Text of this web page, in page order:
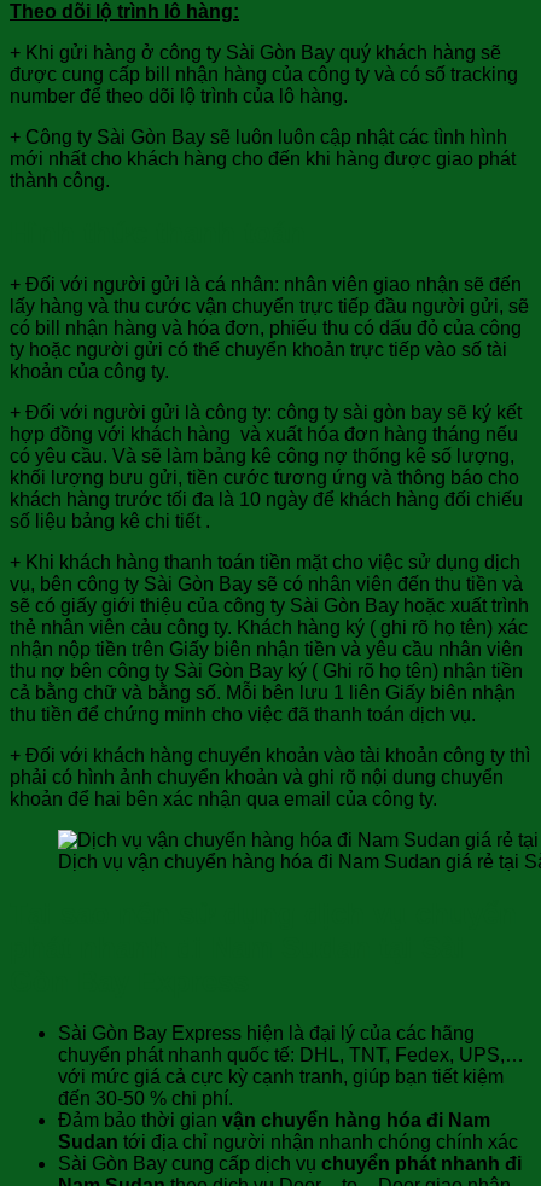
Theo dõi lộ trình lô hàng:
+ Khi gửi hàng ở công ty Sài Gòn Bay quý khách hàng sẽ
được cung cấp bill nhận hàng của công ty và có số tracking
number để theo dõi lộ trình của lô hàng.
+ Công ty Sài Gòn Bay sẽ luôn luôn cập nhật các tình hình
mới nhất cho khách hàng cho đến khi hàng được giao phát
thành công.
+ Đối với người gửi là cá nhân: nhân viên giao nhận sẽ đến
lấy hàng và thu cước vận chuyển trực tiếp đầu người gửi, sẽ
có bill nhận hàng và hóa đơn, phiếu thu có dấu đỏ của công
ty hoặc người gửi có thể chuyển khoản trực tiếp vào số tài
khoản của công ty.
+ Đối với người gửi là công ty: công ty sài gòn bay sẽ ký kết
hợp đồng với khách hàng và xuất hóa đơn hàng tháng nếu
có yêu cầu. Và sẽ làm bảng kê công nợ thống kê số lượng,
khối lượng bưu gửi, tiền cước tương ứng và thông báo cho
khách hàng trước tối đa là 10 ngày để khách hàng đối chiếu
số liệu bảng kê chi tiết .
+ Khi khách hàng thanh toán tiền mặt cho việc sử dụng dịch
vụ, bên công ty Sài Gòn Bay sẽ có nhân viên đến thu tiền và
sẽ có giấy giới thiệu của công ty Sài Gòn Bay hoặc xuất trình
thẻ nhân viên cảu công ty. Khách hàng ký ( ghi rõ họ tên) xác
nhận nộp tiền trên Giấy biên nhận tiền và yêu cầu nhân viên
thu nợ bên công ty Sài Gòn Bay ký ( Ghi rõ họ tên) nhận tiền
cả bằng chữ và bằng số. Mỗi bên lưu 1 liên Giấy biên nhận
thu tiền để chứng minh cho việc đã thanh toán dịch vụ.
+ Đối với khách hàng chuyển khoản vào tài khoản công ty thì
phải có hình ảnh chuyển khoản và ghi rõ nội dung chuyển
khoản để hai bên xác nhận qua email của công ty.
Dịch vụ vận chuyển hàng hóa đi Nam Sudan giá rẻ tại
Sài Gòn Bay Express hiện là đại lý của các hãng
chuyển phát nhanh quốc tế: DHL, TNT, Fedex, UPS,…
với mức giá cả cực kỳ cạnh tranh, giúp bạn tiết kiệm
đến 30-50 % chi phí.
Đảm bảo thời gian vận chuyển hàng hóa đi Nam
Sudan tới địa chỉ người nhận nhanh chóng chính xác
Sài Gòn Bay cung cấp dịch vụ chuyển phát nhanh đi